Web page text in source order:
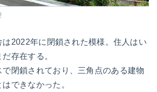
2022年に閉鎖された模様。住人はい
存在する。
閉鎖されており、三角点のある建物
できなかった。